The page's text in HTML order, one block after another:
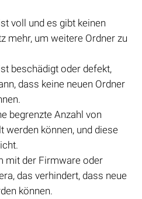
voll und es gibt keinen
mehr, um weitere Ordner zu
beschädigt oder defekt,
dass keine neuen Ordner
begrenzte Anzahl von
werden können, und diese
mit der Firmware oder
das verhindert, dass neue
können.